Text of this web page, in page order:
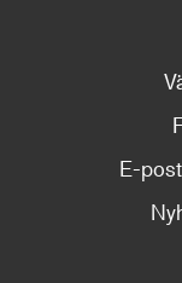
E-